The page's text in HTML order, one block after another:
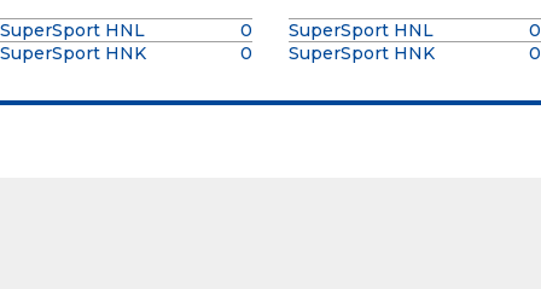
SuperSport HNL
0
SuperSport HNK
0
SuperSport HNL
0
SuperSport HNK
0